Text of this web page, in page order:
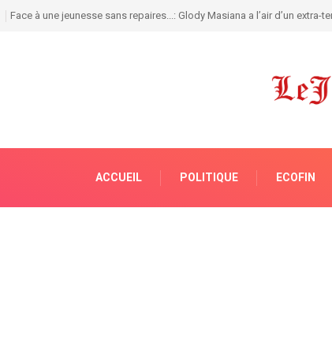
Tous derrière Félix Tshisekedi, tous contre la balkanisation de la justice
ACCUEIL POLITIQUE ECOFIN